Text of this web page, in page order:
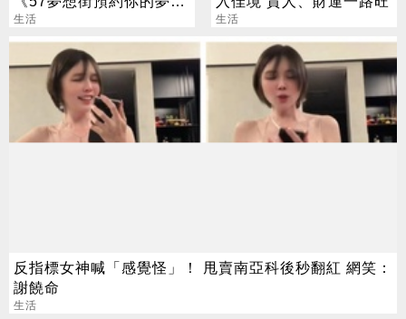
想》新任主持人巫嘉芬首
戰告捷
生活 生活
反指標女神喊「感覺怪」！ 甩賣南亞科後秒翻紅 網笑：
謝饒命
生活